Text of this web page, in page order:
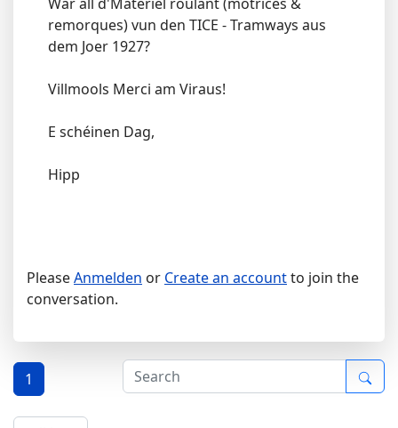
remorques) vun den TICE - Tramways aus
dem Joer 1927?
Villmools Merci am Viraus!
E schéinen Dag,
Hipp
PleaseAnmelden or Create an accountto join the
conversation.
1